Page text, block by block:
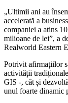
„Ultimii ani au
accelerată a
companiei a atins
milioane de lei”, a
Realworld Eastern
Potrivit afirmațiilor
activității
GIS -, cât și
unul foarte dinamic